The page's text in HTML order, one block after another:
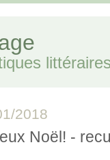
2018
Noël! -